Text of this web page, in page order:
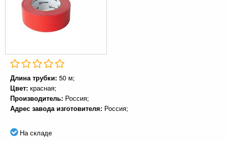
Длина трубки: 50 м;
Цвет: красная;
Производитель: Россия;
Адрес завода изготовителя: Россия;
На складе